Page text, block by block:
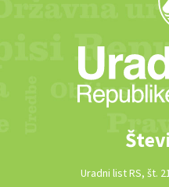
Uradni list RS, št.